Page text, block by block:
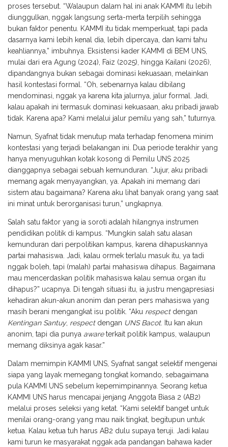
proses tersebut. “Walaupun dalam hal ini anak KAMMI itu lebih
diunggulkan, nggak langsung serta-merta terpilih sehingga
bukan faktor penentu. KAMMI itu tidak memperkuat, tapi pada
dasarnya kami lebih kenal dia, lebih dipercaya, dan kami tahu
keahliannya,” imbuhnya. Eksistensi kader KAMMI di BEM UNS,
mulai dari era Agung (2024), Faiz (2025), hingga Kailani (2026),
dipandangnya bukan sebagai dominasi kekuasaan, melainkan
hasil kontestasi formal. “Oh, sebenarnya kalau dibilang
mendominasi, nggak ya karena kita jalurnya, jalur formal. Jadi,
kalau apakah ini termasuk dominasi kekuasaan, aku pribadi jawab
tidak. Karena apa? Kami melalui jalur pemilu yang sah,” tuturnya.
Namun, Syafnat tidak menutup mata terhadap fenomena minim
kontestasi yang terjadi belakangan ini. Dua periode terakhir yang
hanya menyuguhkan kotak kosong di Pemilu UNS 2025
dianggapnya sebagai sebuah kemunduran. “Jujur, aku pribadi
memang agak menyayangkan, ya. Apakah ini memang dari
sistem atau bagaimana? Karena aku lihat banyak orang yang saat
ini minat untuk berorganisasi turun,” ungkapnya.
Salah satu faktor yang ia soroti adalah hilangnya instrumen
pendidikan politik di kampus. “Mungkin salah satu alasan
kemunduran dari perpolitikan kampus, karena dihapuskannya
partai mahasiswa. Jadi, kalau ormek terlalu masuk itu, ya tadi
nggak boleh, tapi (malah) partai mahasiswa dihapus. Bagaimana
mau mencerdaskan politik mahasiswa kalau semua organ itu
dihapus?” ucapnya. Di tengah situasi itu, ia justru mengapresiasi
kehadiran akun-akun anonim dan peran pers mahasiswa yang
masih berani mengangkat isu politik. “Aku respectdengan
Kentingan Santuy, respectdengan UNS Bacot. Itu kan akun
anonim, tapi dia punya awareterkait politik kampus, walaupun
memang diksinya agak kasar.”
Dalam memimpin KAMMI UNS, Syafnat sangat selektif mengenai
siapa yang layak memegang tongkat komando, sebagaimana
pula KAMMI UNS sebelum kepemimpinannya. Seorang ketua
KAMMI UNS harus mencapai jenjang Anggota Biasa 2 (AB2)
melalui proses seleksi yang ketat. “Kami selektif banget untuk
menilai orang-orang yang mau naik tingkat, begitupun untuk
ketua. Kalau ketua tuh harus AB2 dulu supaya teruji. Jadi kalau
kami turun ke masyarakat nggak ada pandangan bahawa kader